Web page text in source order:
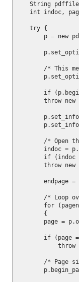
String
int indoc,
    try {
p = new
/* This
if
throw new
/* Open
indoc =
if (indoc
throw new
endpage =
/* Loop
for
        {
page =
if (page
throw
/* Page